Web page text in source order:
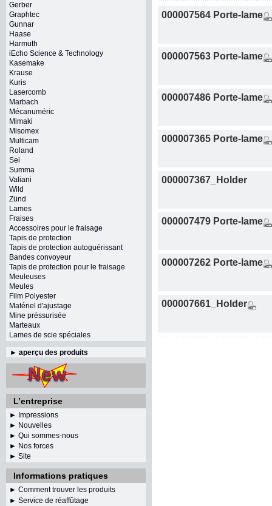
Gerber
Graphtec
Gunnar
Haase
Harmuth
iEcho Science & Technology
Kasemake
Krause
Kuris
Lasercomb
Marbach
Mécanuméric
Mimaki
Misomex
Multicam
Roland
Sei
Summa
Valiani
Wild
Zünd
Lames
Fraises
Accessoires pour le fraisage
Tapis de protection
Tapis de protection autoguérissant
Bandes convoyeur
Tapis de protection pour le fraisage
Meuleuses
Meules
Film Polyester
Matériel d'ajustage
Mine préssurisée
Marteaux
Lames de scie spéciales
► aperçu des produits
L’entreprise
► Impressions
► Nouvelles
► Qui sommes-nous
► Nos forces
► Site
Informations pratiques
► Comment trouver les produits
► Service de réaffûtage
000007564 Porte-lame
000007563 Porte-lame
000007486 Porte-lame
000007365 Porte-lame
000007367_Holder
000007479 Porte-lame
000007262 Porte-lame
000007661_Holder